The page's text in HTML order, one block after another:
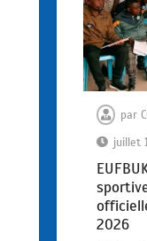
par
juillet
2026